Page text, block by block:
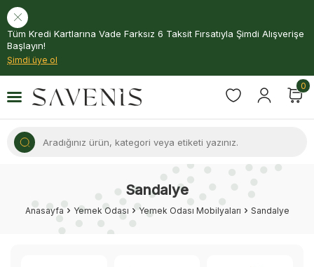
Tüm Kredi Kartlarına Vade Farksız 6 Taksit Fırsatıyla Şimdi Alışverişe
Başlayın!
Şimdi üye ol
0
Sandalye
Anasayfa Yemek Odası Yemek Odası Mobilyaları Sandalye